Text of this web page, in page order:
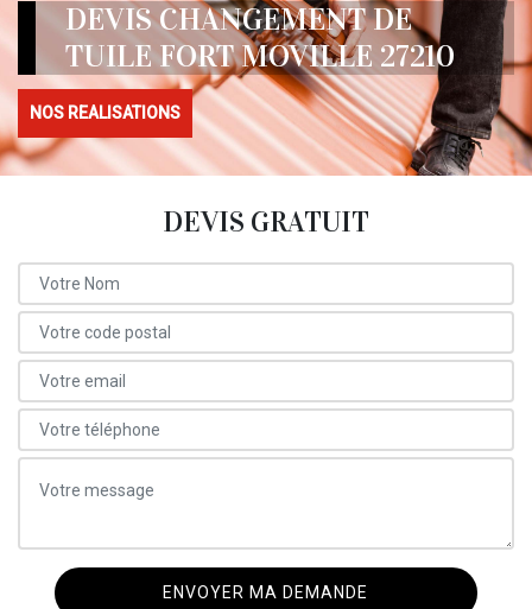
DEVIS CHANGEMENT DE
TUILE FORT MOVILLE 27210
NOS REALISATIONS
DEVIS GRATUIT